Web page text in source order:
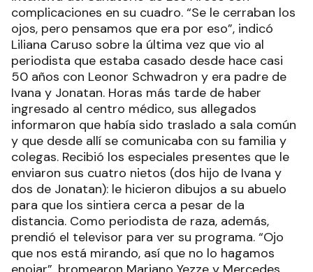
complicaciones en su cuadro. “Se le cerraban los
ojos, pero pensamos que era por eso”, indicó
Liliana Caruso sobre la última vez que vio al
periodista que estaba casado desde hace casi
50 años con Leonor Schwadron y era padre de
Ivana y Jonatan. Horas más tarde de haber
ingresado al centro médico, sus allegados
informaron que había sido traslado a sala común
y que desde allí se comunicaba con su familia y
colegas. Recibió los especiales presentes que le
enviaron sus cuatro nietos (dos hijo de Ivana y
dos de Jonatan): le hicieron dibujos a su abuelo
para que los sintiera cerca a pesar de la
distancia. Como periodista de raza, además,
prendió el televisor para ver su programa. “Ojo
que nos está mirando, así que no lo hagamos